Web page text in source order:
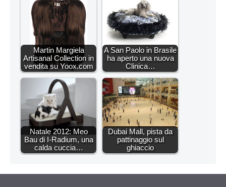
Martin Margiela
Artisanal Collection in
vendita su Yoox.com
A San Paolo in Brasile
ha aperto una nuova
Clinica…
Natale 2012: Meo
Bau di I-Radium, una
calda cuccia…
Dubai Mall, pista da
pattinaggio sul
ghiaccio